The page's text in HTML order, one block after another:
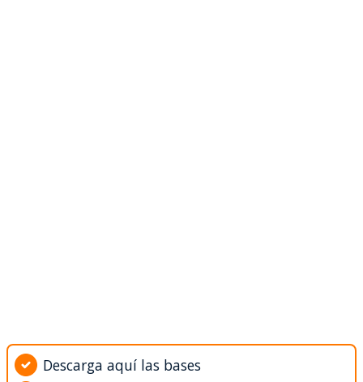
Descarga aquí las bases